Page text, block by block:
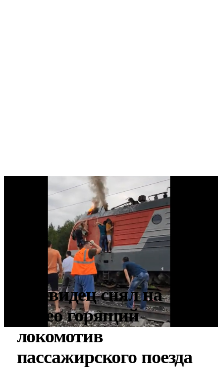
Очевидец снял на
видео горящий
локомотив
пассажирского поезда